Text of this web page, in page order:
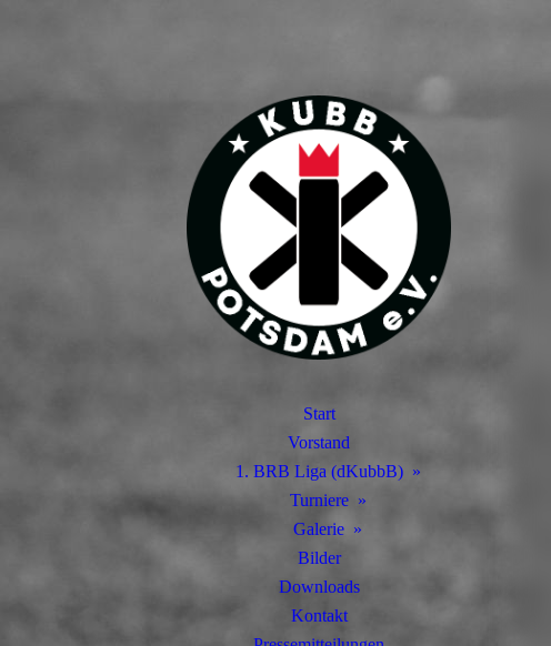
Start
Vorstand
1. BRB Liga (dKubbB)
Turniere
Galerie
Bilder
Downloads
Kontakt